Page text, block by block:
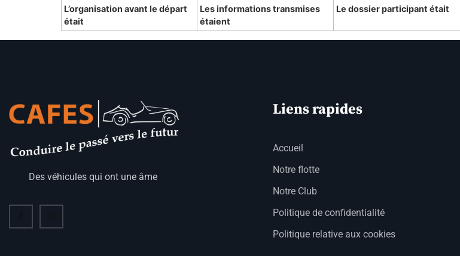
L’organisation avant le départ
était
Les informations transmises
étaient
Le dossier participant était
Des véhicules qui ont une âme
Liens rapides
Accueil
Notre flotte
Notre Club
Politique de confidentialité
Politique relative aux cookies